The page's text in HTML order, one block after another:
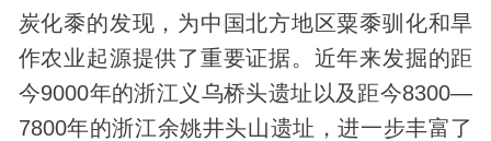
炭化黍的发现，为中国北方地区粟黍驯化和旱
作农业起源提供了重要证据。近年来发掘的距
今9000年的浙江义乌桥头遗址以及距今8300—
7800年的浙江余姚井头山遗址，进一步丰富了